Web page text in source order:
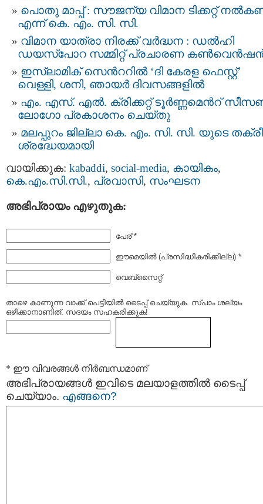
പൊതു മാപ്പ് : സൗജന്യ വിമാന ടിക്കറ്റ്
എന്ന് കെ. എം. സി. സി.
വിമാന യാത്രാ നിരക്ക് വർദ്ധന : ഡൽഹി
ഡയസ്പോറ സമ്മിറ്റ് പ്രചാരണ
ഇസ്‌ലാമിക് സെൻററിൽ ‘ദി കേരള ഫെസ്റ്റ്’
വെള്ളി, ശനി, ഞായർ ദിവസങ്ങളിൽ
എം. എസ്. എല്‍. ക്രിക്കറ്റ് ടൂര്‍ണ്ണമെന്‍റ്
ലോഗോ പ്രകാശനം ചെയ്തു
മലപ്പുറം ജില്ലാ കെ. എം. സി. സി. യുടെ
ശ്രദ്ധേയമായി
വായിക്കുക: kabaddi, social-media, കായികം,
കെ.എം.സി.സി., പ്രവാസി, സംഘടന
അഭിപ്രായം എഴുതുക:
പേര് *
ഈമെയില്‍ (പ്രസിദ്ധീകരിക്കില്ല) *
വെബ്സൈറ്റ്
താഴെ കാണുന്ന വാക്ക് പെട്ടിയില്‍ ടൈപ്പ്‌ ചെയ്യുക. സ്പാം ശല്യം
ഒഴിക്കാനാണിത്. സദയം സഹകരിക്കുക!
* ഈ വിവരങ്ങള്‍ നിര്‍ബന്ധമാണ്
അഭിപ്രായങ്ങള്‍ ഇവിടെ മലയാളത്തില്‍ ടൈപ്പ്
ചെയ്യാം. എങ്ങനെ?